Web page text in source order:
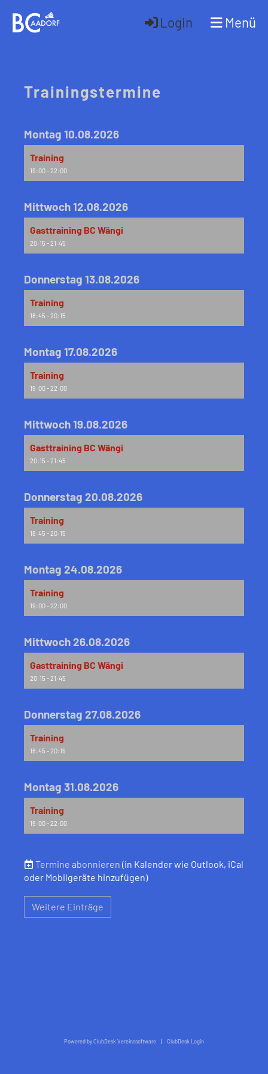
Login Menü
Trainingstermine
Montag 10.08.2026
Training
19:00 - 22:00
Mittwoch 12.08.2026
Gasttraining BC Wängi
20:15 - 21:45
Donnerstag 13.08.2026
Training
18:45 - 20:15
Montag 17.08.2026
Training
19:00 - 22:00
Mittwoch 19.08.2026
Gasttraining BC Wängi
20:15 - 21:45
Donnerstag 20.08.2026
Training
18:45 - 20:15
Montag 24.08.2026
Training
19:00 - 22:00
Mittwoch 26.08.2026
Gasttraining BC Wängi
20:15 - 21:45
Donnerstag 27.08.2026
Training
18:45 - 20:15
Montag 31.08.2026
Training
19:00 - 22:00
Termine abonnieren (in Kalender wie Outlook, iCal
oder Mobilgeräte hinzufügen)
Weitere Einträge
Powered by ClubDesk Vereinssoftware | ClubDesk Login